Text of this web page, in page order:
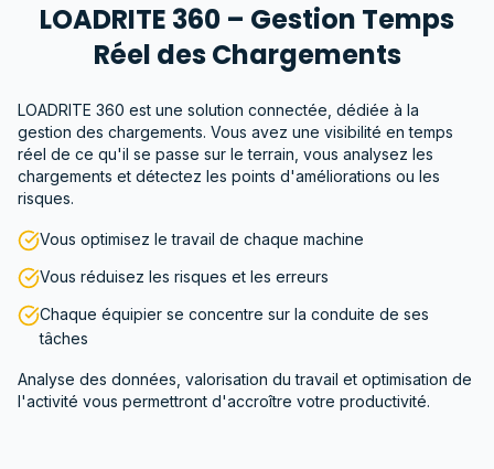
LOADRITE 360 – Gestion Temps
Réel des Chargements
LOADRITE 360 est une solution connectée, dédiée à la
gestion des chargements. Vous avez une visibilité en temps
réel de ce qu'il se passe sur le terrain, vous analysez les
chargements et détectez les points d'améliorations ou les
risques.
Vous optimisez le travail de chaque machine
Vous réduisez les risques et les erreurs
Chaque équipier se concentre sur la conduite de ses
tâches
Analyse des données, valorisation du travail et optimisation de
l'activité vous permettront d'accroître votre productivité.